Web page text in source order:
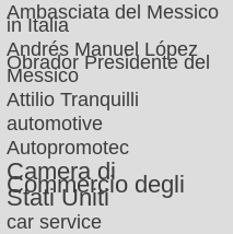
Ambasciata del Messico
in Italia
Andrés Manuel López
Obrador Presidente del
Messico
Attilio Tranquilli
automotive
Autopromotec
Camera di
Commercio degli
Stati Uniti
car service